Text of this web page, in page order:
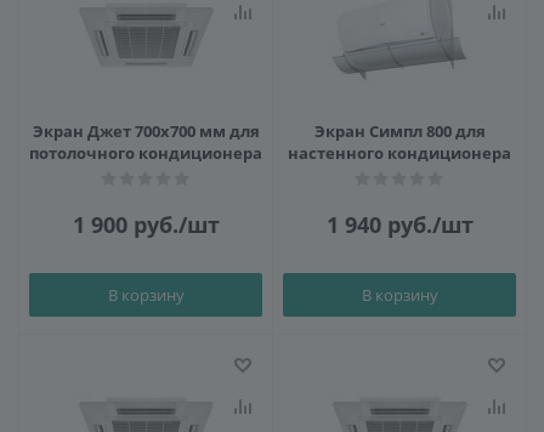
Экран Джет 700х700 мм для
потолочного кондиционера
1 900руб./шт
В корзину
Экран Симпл 800 для
настенного кондиционера
1 940руб./шт
В корзину